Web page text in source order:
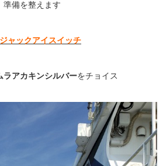
準備を整えます
ジャックアイスイッチ
ラアカキンシルバーをチョイス